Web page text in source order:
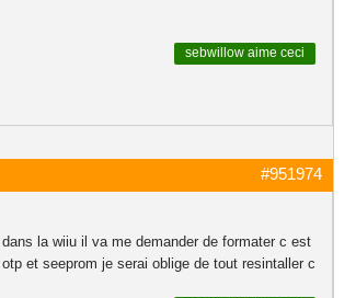
sebwillow aime ceci
#951974
la wiiu il va me demander de formater c est
et seeprom je serai oblige de tout resintaller c